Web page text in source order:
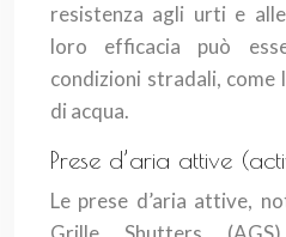
resistenza agli urti e
loro efficacia può
condizioni stradali,
di acqua.
Prese d’aria attive
Le prese d’aria attive,